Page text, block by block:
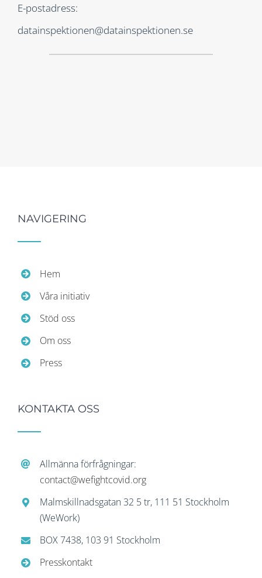
E-postadress:
datainspektionen@datainspektionen.se
NAVIGERING
Hem
Våra initiativ
Stöd oss
Om oss
Press
KONTAKTA OSS
Allmänna förfrågningar:
contact@wefightcovid.org
Malmskillnadsgatan 32 5 tr, 111 51 Stockholm
(WeWork)
BOX 7438, 103 91 Stockholm
Presskontakt